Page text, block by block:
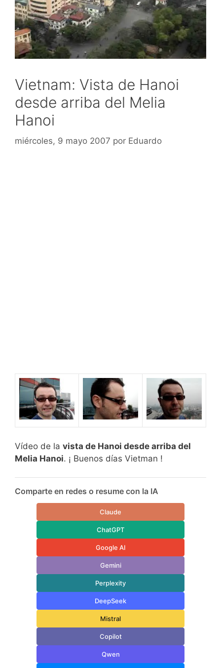
Vietnam: Vista de Hanoi
desde arriba del Melia
Hanoi
miércoles, 9 mayo 2007 por Eduardo
Vídeo de la vista de Hanoi desde arriba del
Melia Hanoi. ¡ Buenos días Vietman !
Comparte en redes o resume con la IA
Claude
ChatGPT
Google AI
Gemini
Perplexity
DeepSeek
Mistral
Copilot
Qwen